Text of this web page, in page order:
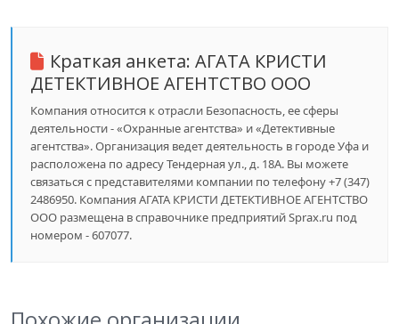
Краткая анкета: АГАТА КРИСТИ
ДЕТЕКТИВНОЕ АГЕНТСТВО ООО
Компания относится к отрасли Безопасность, ее сферы
деятельности - «Охранные агентства» и «Детективные
агентства». Организация ведет деятельность в городе Уфа и
расположена по адресу Тендерная ул., д. 18А. Вы можете
связаться с представителями компании по телефону +7 (347)
2486950. Компания АГАТА КРИСТИ ДЕТЕКТИВНОЕ АГЕНТСТВО
ООО размещена в справочнике предприятий Sprax.ru под
номером - 607077.